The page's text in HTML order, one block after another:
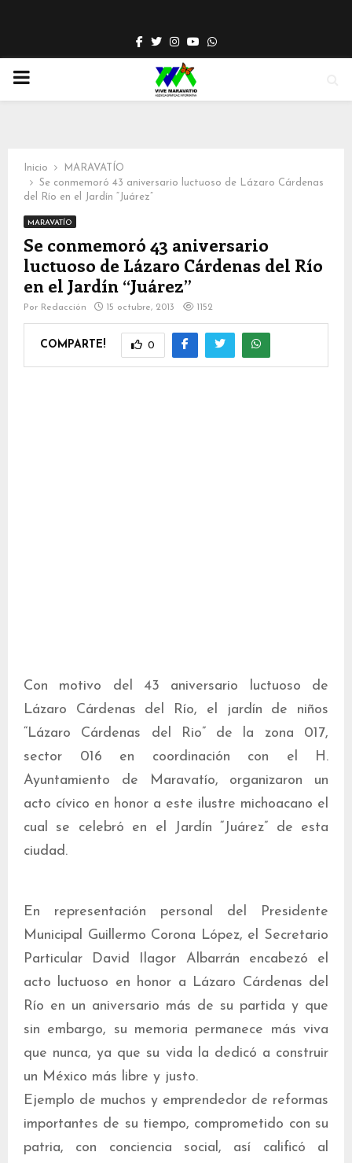
Facebook
TwitterInstagram
YoutubeWhatsapp
PRIMARY
Inicio
MARAVATÍO
Se conmemoró 43 aniversario luctuoso de Lázaro Cárdenas
del Río en el Jardín “Juárez”
MARAVATÍO
Se conmemoró 43 aniversario
luctuoso de Lázaro Cárdenas del Río
en el Jardín “Juárez”
Por Redacción 15 octubre, 2013 1152
COMPARTE! 0
Con motivo del 43 aniversario luctuoso de
Lázaro Cárdenas del Río, el jardín de niños
“Lázaro Cárdenas del Rio” de la zona 017,
sector 016 en coordinación con el H.
Ayuntamiento de Maravatío, organizaron un
acto cívico en honor a este ilustre michoacano el
cual se celebró en el Jardín “Juárez” de esta
ciudad.
En representación personal del Presidente
Municipal Guillermo Corona López, el Secretario
Particular David Ilagor Albarrán encabezó el
acto luctuoso en honor a Lázaro Cárdenas del
Río en un aniversario más de su partida y que
sin embargo, su memoria permanece más viva
que nunca, ya que su vida la dedicó a construir
un México más libre y justo.
Ejemplo de muchos y emprendedor de reformas
importantes de su tiempo, comprometido con su
patria, con conciencia social, así calificó al